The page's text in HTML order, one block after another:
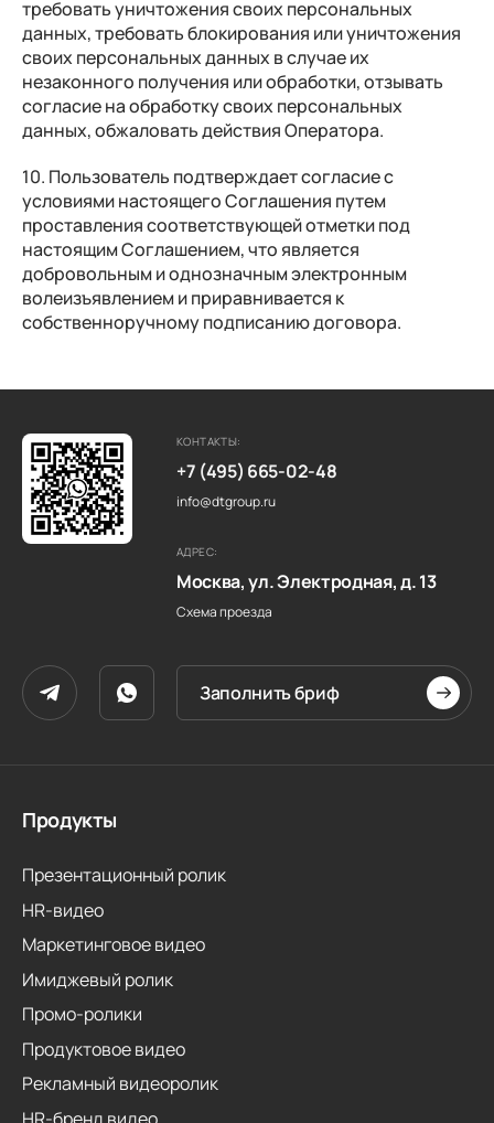
требовать уничтожения своих персональных
данных, требовать блокирования или уничтожения
своих персональных данных в случае их
незаконного получения или обработки, отзывать
согласие на обработку своих персональных
данных, обжаловать действия Оператора.
10. Пользователь подтверждает согласие с
условиями настоящего Соглашения путем
проставления соответствующей отметки под
настоящим Соглашением, что является
добровольным и однозначным электронным
волеизъявлением и приравнивается к
собственноручному подписанию договора.
КОНТАКТЫ:
+7 (495) 665-02-48
info@dtgroup.ru
АДРЕС:
Москва, ул. Электродная, д. 13
Схема проезда
Заполнить бриф
Продукты
Презентационный ролик
HR-видео
Маркетинговое видео
Имиджевый ролик
Промо-ролики
Продуктовое видео
Рекламный видеоролик
HR-бренд видео